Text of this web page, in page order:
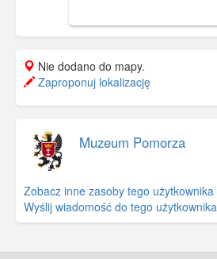
Nie dodano do mapy.
Zaproponuj lokalizację
Muzeum Pomorza
Zobacz inne zasoby tego użytkownika
Wyślij wiadomość do tego użytkownika